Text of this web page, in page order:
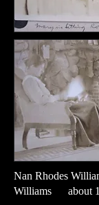
Nan Rhodes
Williams about